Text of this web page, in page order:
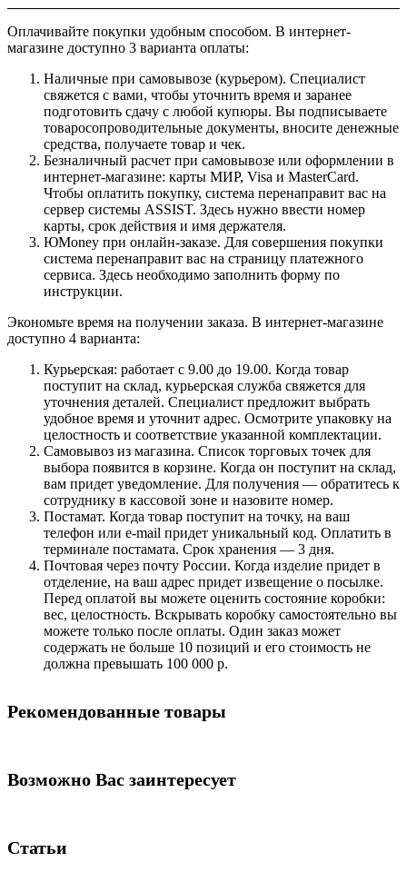
Оплачивайте покупки удобным способом. В интернет-
магазине доступно 3 варианта оплаты:
Наличные при самовывозе (курьером). Специалист
свяжется с вами, чтобы уточнить время и заранее
подготовить сдачу с любой купюры. Вы подписываете
товаросопроводительные документы, вносите денежные
средства, получаете товар и чек.
Безналичный расчет при самовывозе или оформлении в
интернет-магазине: карты МИР, Visa и MasterCard.
Чтобы оплатить покупку, система перенаправит вас на
сервер системы ASSIST. Здесь нужно ввести номер
карты, срок действия и имя держателя.
ЮMoney при онлайн-заказе. Для совершения покупки
система перенаправит вас на страницу платежного
сервиса. Здесь необходимо заполнить форму по
инструкции.
Экономьте время на получении заказа. В интернет-магазине
доступно 4 варианта:
Курьерская: работает с 9.00 до 19.00. Когда товар
поступит на склад, курьерская служба свяжется для
уточнения деталей. Специалист предложит выбрать
удобное время и уточнит адрес. Осмотрите упаковку на
целостность и соответствие указанной комплектации.
Самовывоз из магазина. Список торговых точек для
выбора появится в корзине. Когда он поступит на склад,
вам придет уведомление. Для получения — обратитесь к
сотруднику в кассовой зоне и назовите номер.
Постамат. Когда товар поступит на точку, на ваш
телефон или e-mail придет уникальный код. Оплатить в
терминале постамата. Срок хранения — 3 дня.
Почтовая через почту России. Когда изделие придет в
отделение, на ваш адрес придет извещение о посылке.
Перед оплатой вы можете оценить состояние коробки:
вес, целостность. Вскрывать коробку самостоятельно вы
можете только после оплаты. Один заказ может
содержать не больше 10 позиций и его стоимость не
должна превышать 100 000 р.
Рекомендованные товары
Возможно Вас заинтересует
Статьи